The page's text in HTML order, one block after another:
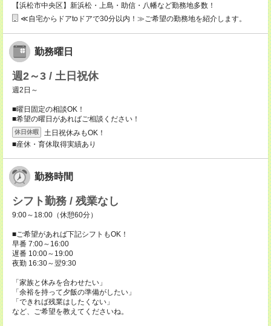
【浜松市中央区】新浜松・上島・助信・八幡など勤務地多数！
≪自宅からドアtoドアで30分以内！≫ご希望の勤務地を紹介します。
勤務曜日
週2～3 / 土日祝休
週2日～
■曜日固定の相談OK！
■希望の曜日があればご相談ください！
休日休暇
土日祝休みもOK！
■産休・育休取得実績あり
勤務時間
シフト勤務 / 残業なし
9:00～18:00（休憩60分）
■ご希望があれば下記シフトもOK！
早番 7:00～16:00
遅番 10:00～19:00
夜勤 16:30～翌9:30
「家族と休みを合わせたい」
「余裕を持って夕飯の準備がしたい」
「できれば残業はしたくない」
など、ご希望を教えてくださいね。